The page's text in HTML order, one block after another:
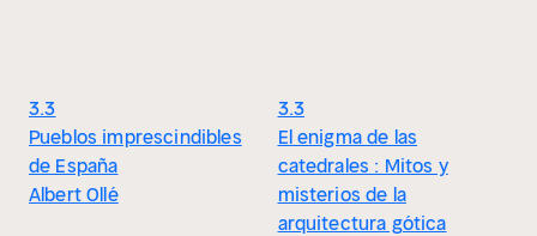
3.3
Pueblos imprescindibles
de España
Albert Ollé
3.3
El enigma de las
catedrales : Mitos y
misterios de la
arquitectura gótica